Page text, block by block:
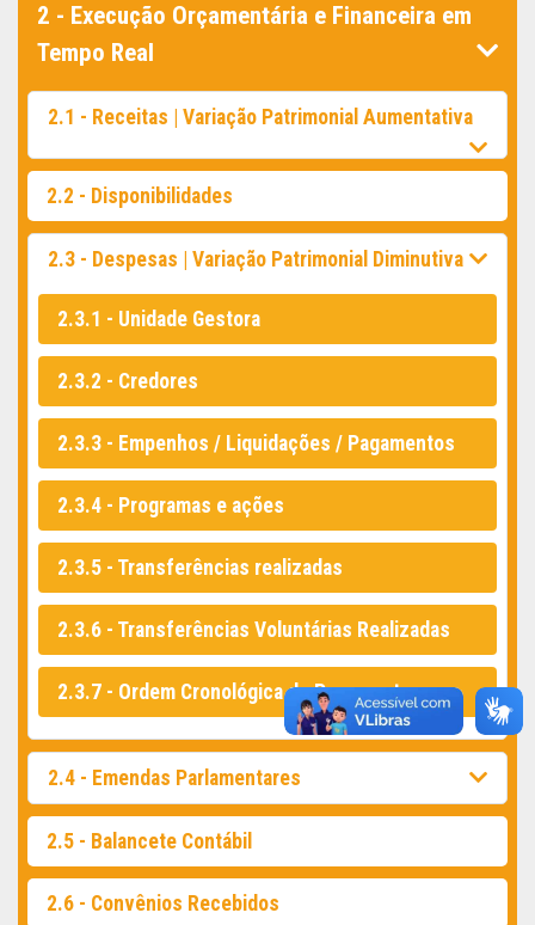
2 - Execução Orçamentária e Financeira em
Tempo Real
2.1 - Receitas | Variação Patrimonial Aumentativa
2.2 - Disponibilidades
2.3 - Despesas | Variação Patrimonial Diminutiva
2.3.1 - Unidade Gestora
2.3.2 - Credores
2.3.3 - Empenhos / Liquidações / Pagamentos
2.3.4 - Programas e ações
2.3.5 - Transferências realizadas
2.3.6 - Transferências Voluntárias Realizadas
2.3.7 - Ordem Cronológica de Pagamentos
2.4 - Emendas Parlamentares
2.5 - Balancete Contábil
2.6 - Convênios Recebidos